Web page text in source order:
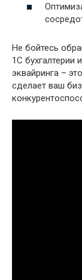
Не бойтесь
1С бухгалтерии
эквайринга –
сделает ваш